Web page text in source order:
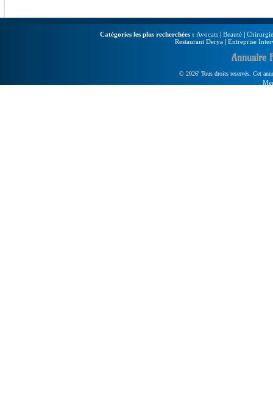
Catégories les plus recherchées : Avocats | Beauté |
Restaurant Derya | Entreprise
Annuaire
© 2026' Tous droits reservés. Cet